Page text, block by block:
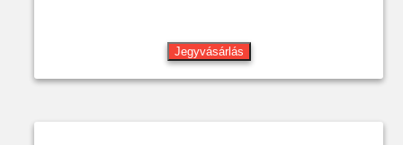
Jegyvásárlás